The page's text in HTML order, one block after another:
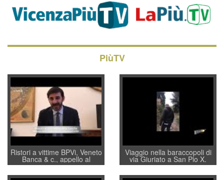
PiùTV
Ristori a vittime BPVi, Veneto
Banca & c., appello al
sottosegretario Alessio
Villarosa: per mettere ordine
Viaggio nella baraccopoli di
via Giuriato a San Pio X.
Vicenza ai Vicentini: “faremo
un regalo di Natale ai